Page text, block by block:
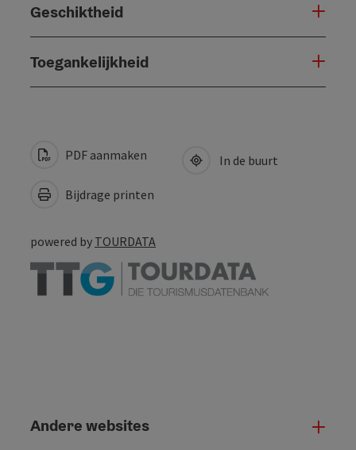
Geschiktheid
Toegankelijkheid
PDF aanmaken
Bijdrage printen
In de buurt
powered by TOURDATA
Andere websites